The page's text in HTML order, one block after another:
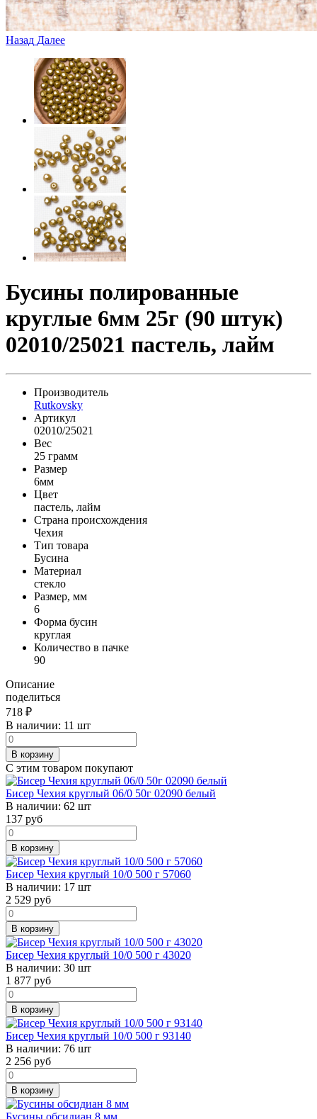
Назад Далее
Бусины полированные
круглые 6мм 25г (90 штук)
02010/25021 пастель, лайм
Производитель
Rutkovsky
Артикул
02010/25021
Вес
25 грамм
Размер
6мм
Цвет
пастель, лайм
Страна происхождения
Чехия
Тип товара
Бусина
Материал
стекло
Размер, мм
6
Форма бусин
круглая
Количество в пачке
90
Описание
поделиться
718 ₽
В наличии: 11 шт
В корзину
С этим товаром покупают
Бисер Чехия круглый 06/0 50г 02090 белый
В наличии: 62 шт
137 руб
В корзину
Бисер Чехия круглый 10/0 500 г 57060
В наличии: 17 шт
2 529 руб
В корзину
Бисер Чехия круглый 10/0 500 г 43020
В наличии: 30 шт
1 877 руб
В корзину
Бисер Чехия круглый 10/0 500 г 93140
В наличии: 76 шт
2 256 руб
В корзину
Бусины обсидиан 8 мм